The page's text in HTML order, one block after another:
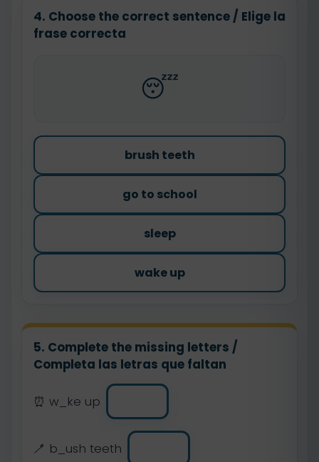
4. Choose the correct sentence / Elige la
frase correcta
😴
brush teeth
go to school
sleep
wake up
5. Complete the missing letters /
Completa las letras que faltan
⏰ w_ke up
🪥 b_ush teeth